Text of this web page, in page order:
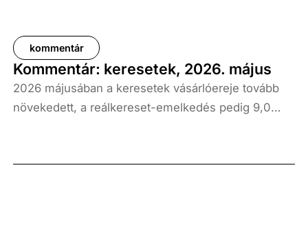
kommentár
Kommentár: keresetek, 2026. május
2026 májusában a keresetek vásárlóereje tovább
növekedett, a reálkereset-emelkedés pedig 9,0
százalékot, a nettóé 11,0 százalékot tett ki, emellett